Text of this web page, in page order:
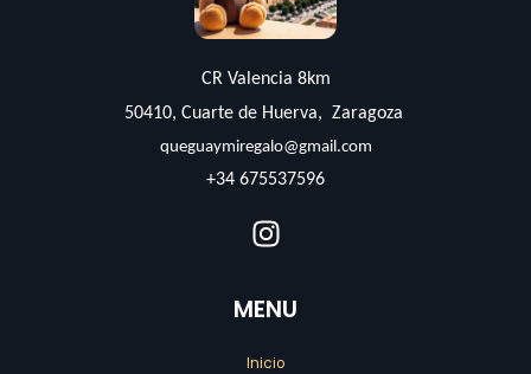
CR Valencia 8km
50410, Cuarte de Huerva, Zaragoza
queguaymiregalo@gmail.com
+34 675537596
MENU
Inicio